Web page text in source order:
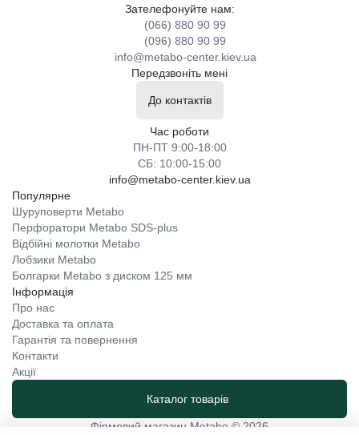
Зателефонуйте нам:
(066) 880 90 99
(096) 880 90 99
info@metabo-center.kiev.ua
Передзвоніть мені
До контактів
Час роботи
ПН-ПТ 9:00-18:00
СБ: 10:00-15:00
info@metabo-center.kiev.ua
Популярне
Шуруповерти Metabo
Перфоратори Metabo SDS-plus
Відбійні молотки Metabo
Лобзики Metabo
Болгарки Metabo з диском 125 мм
Інформація
Про нас
Доставка та оплата
Гарантія та повернення
Контакти
Акції
Каталог товарів
Фірмовий магазин Metabo © 2026